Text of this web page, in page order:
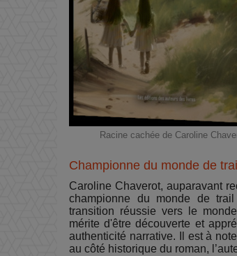
Racine cachée de Caroline
Championne du monde de
Caroline Chaverot, auparavant
championne du monde de
transition réussie vers le
mérite d'être découverte et
authenticité narrative​​​​​​​​. Il est à
au côté historique du roman,